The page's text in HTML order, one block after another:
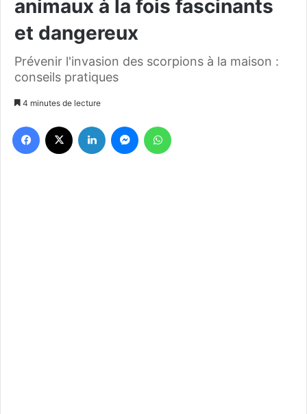
animaux à la fois fascinants
et dangereux
Prévenir l'invasion des scorpions à la maison :
conseils pratiques
4 minutes de lecture